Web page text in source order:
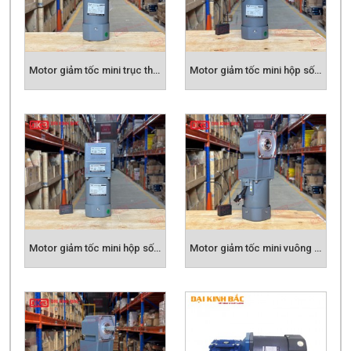
tốc là gì? Cấu tạo của nó ra sao?
CẤU TẠO MOTOR GIẢM TỐC
- Motor giảm tốc gồm 2 phần chính Động cơ
điện và hộp giảm tốc
1. Motor điện hay còn gọi động cơ điện có
tốc độ như sau:
- Tốc độ động cơ: 1400v/p - 1500v/p 4P (Pole)
( 4 Cực)
Motor giảm tốc mini trục thẳng Motor giảm tốc mini hộp số có tai
Motor giảm tốc mini hộp số 2 cấp Motor giảm tốc mini vuông góc cốt âm